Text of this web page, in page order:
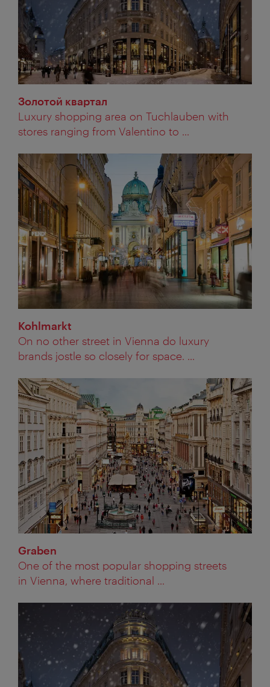
Золотой квартал
Luxury shopping area on Tuchlauben with
stores ranging from Valentino to ...
Kohlmarkt
On no other street in Vienna do luxury
brands jostle so closely for space. ...
Graben
One of the most popular shopping streets
in Vienna, where traditional ...